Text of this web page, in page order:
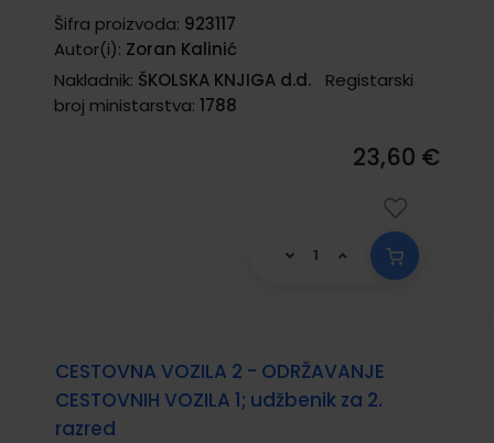
Šifra proizvoda: 923117
Autor(i): Zoran Kalinić
Nakladnik: ŠKOLSKA KNJIGA d.d.
Registarski
broj ministarstva: 1788
23,60 €
CESTOVNA VOZILA 2 - ODRŽAVANJE
CESTOVNIH VOZILA 1; udžbenik za 2.
razred